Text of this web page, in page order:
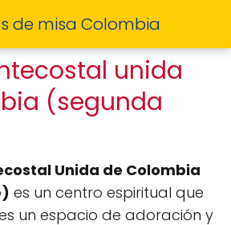
de misa Colombia
unida
(segunda
Unida de Colombia
es un centro espiritual que
un espacio de adoración y